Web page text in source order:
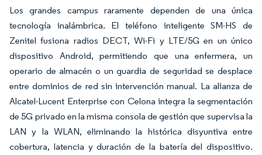
Los grandes campus raramente dependen de una única
tecnología inalámbrica. El teléfono inteligente SM-HS de
Zenitel fusiona radios DECT, Wi-Fi y LTE/5G en un único
dispositivo Android, permitiendo que una enfermera, un
operario de almacén o un guardia de seguridad se desplace
entre dominios de red sin intervención manual. La alianza de
Alcatel-Lucent Enterprise con Celona integra la segmentación
de 5G privado en la misma consola de gestión que supervisa la
LAN y la WLAN, eliminando la histórica disyuntiva entre
cobertura, latencia y duración de la batería del dispositivo.